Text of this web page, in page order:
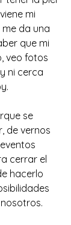
mi
da una
que mi
veo fotos
ni cerca
se
de vernos
cerrar el
hacerlo